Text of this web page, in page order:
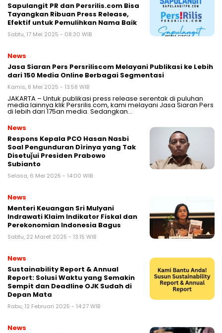
Sapulangit PR dan Persrilis.com Bisa
Tayangkan Ribuan Press Release,
Efektif untuk Pemulihkan Nama Baik
Sabtu, 17 Mei 2025 - 08:30 WIB
News
Jasa Siaran Pers Persriliscom Melayani Publikasi ke Lebih
dari 150 Media Online Berbagai Segmentasi
Kamis, 8 Mei 2025 - 13:58 WIB
JAKARTA – Untuk publikasi press release serentak di puluhan
media lainnya klik Persrilis.com, kami melayani Jasa Siaran Pers
di lebih dari 175an media. Sedangkan…
News
Respons Kepala PCO Hasan Nasbi
Soal Pengunduran Dìrinya yang Tak
Disetuǰui Presiden Prabowo
Subianto
Selasa, 6 Mei 2025 - 14:00 WIB
News
Menteri Keuangan Sri Mulyani
Indrawati Klaim Indikator Fiskal dan
Perekonomian Indonesia Bagus
Sabtu, 22 Maret 2025 - 13:15 WIB
News
Sustainability Report & Annual
Report: Solusi Waktu yang Semakin
Sempit dan Deadline OJK Sudah di
Depan Mata
Rabu, 12 Februari 2025 - 14:27 WIB
News